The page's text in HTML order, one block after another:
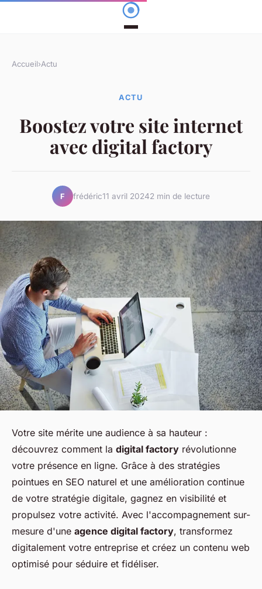
Accueil›Actu
ACTU
Boostez votre site internet
avec digital factory
F frédéric11 avril 20242 min de lecture
Votre site mérite une audience à sa hauteur :
découvrez comment la digital factory révolutionne
votre présence en ligne. Grâce à des stratégies
pointues en SEO naturel et une amélioration continue
de votre stratégie digitale, gagnez en visibilité et
propulsez votre activité. Avec l'accompagnement sur-
mesure d'une agence digital factory, transformez
digitalement votre entreprise et créez un contenu web
optimisé pour séduire et fidéliser.